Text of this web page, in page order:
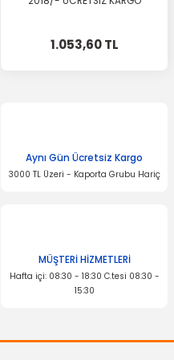
1.053,60 TL
Aynı Gün Ücretsiz Kargo
3000 TL Üzeri - Kaporta Grubu Hariç
MÜŞTERİ HİZMETLERİ
Hafta içi: 08:30 - 18:30 C.tesi 08:30 -
15:30